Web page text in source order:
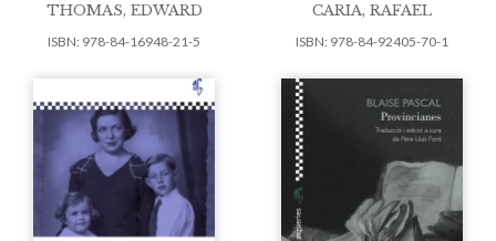
THOMAS, EDWARD
ISBN: 978-84-16948-21-5
CARIA, RAFAEL
ISBN: 978-84-92405-70-1